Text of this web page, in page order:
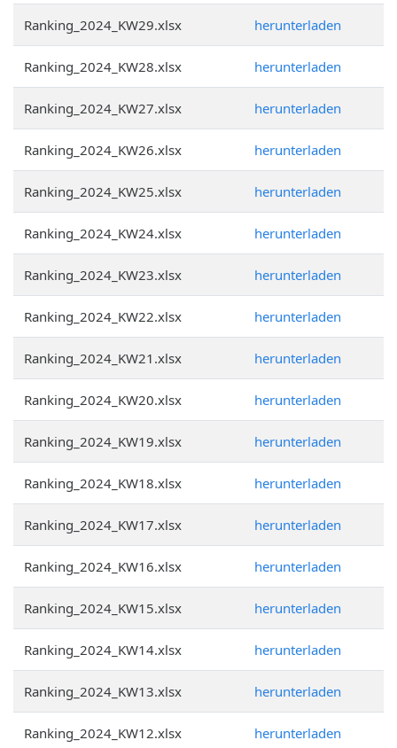
Ranking_2024_KW29.xlsx herunterladen
Ranking_2024_KW28.xlsx herunterladen
Ranking_2024_KW27.xlsx herunterladen
Ranking_2024_KW26.xlsx herunterladen
Ranking_2024_KW25.xlsx herunterladen
Ranking_2024_KW24.xlsx herunterladen
Ranking_2024_KW23.xlsx herunterladen
Ranking_2024_KW22.xlsx herunterladen
Ranking_2024_KW21.xlsx herunterladen
Ranking_2024_KW20.xlsx herunterladen
Ranking_2024_KW19.xlsx herunterladen
Ranking_2024_KW18.xlsx herunterladen
Ranking_2024_KW17.xlsx herunterladen
Ranking_2024_KW16.xlsx herunterladen
Ranking_2024_KW15.xlsx herunterladen
Ranking_2024_KW14.xlsx herunterladen
Ranking_2024_KW13.xlsx herunterladen
Ranking_2024_KW12.xlsx herunterladen